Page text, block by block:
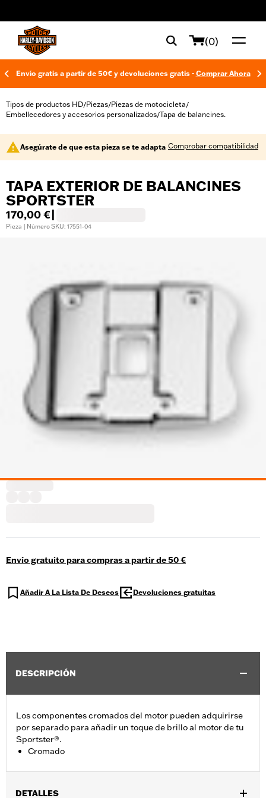
(0)
Envío gratis a partir de 50€ y devoluciones gratis - Comprar Ahora
Tipos de productos HD/Piezas/Piezas de motocicleta/
Embellecedores y accesorios personalizados/Tapa de balancines.
Asegúrate de que esta pieza se te adapta Comprobar compatibilidad
TAPA EXTERIOR DE BALANCINES
SPORTSTER
170,00 €
Pieza | Número SKU: 17551-04
Envío gratuito para compras a partir de 50 €
Añadir A La Lista De Deseos Devoluciones gratuitas
DESCRIPCIÓN
Los componentes cromados del motor pueden adquirirse
por separado para añadir un toque de brillo al motor de tu
Sportster®.
Cromado
DETALLES